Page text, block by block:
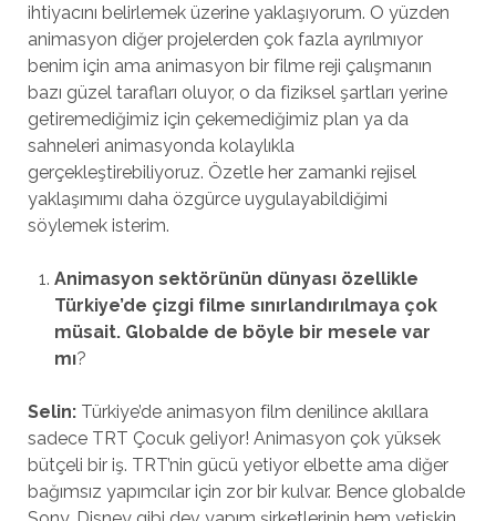
ihtiyacını belirlemek üzerine yaklaşıyorum. O yüzden
animasyon diğer projelerden çok fazla ayrılmıyor
benim için ama animasyon bir filme reji çalışmanın
bazı güzel tarafları oluyor, o da fiziksel şartları yerine
getiremediğimiz için çekemediğimiz plan ya da
sahneleri animasyonda kolaylıkla
gerçekleştirebiliyoruz. Özetle her zamanki rejisel
yaklaşımımı daha özgürce uygulayabildiğimi
söylemek isterim.
Animasyon sektörünün dünyası özellikle
Türkiye’de çizgi filme sınırlandırılmaya çok
müsait. Globalde de böyle bir mesele var
mı?
Selin:Türkiye’de animasyon film denilince akıllara
sadece TRT Çocuk geliyor! Animasyon çok yüksek
bütçeli bir iş. TRT’nin gücü yetiyor elbette ama diğer
bağımsız yapımcılar için zor bir kulvar. Bence globalde